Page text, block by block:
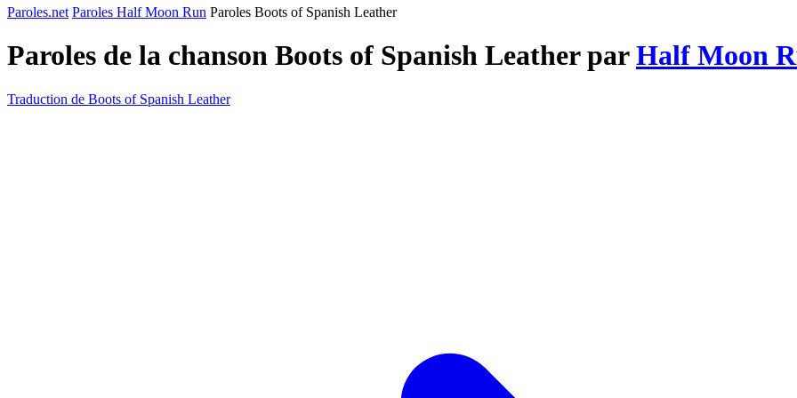
Paroles.net Paroles Half Moon Run Paroles Boots of Spanish Leather
Paroles de la chanson Boots of Spanish Leather parHalf Moon
Traduction de Boots of Spanish Leather